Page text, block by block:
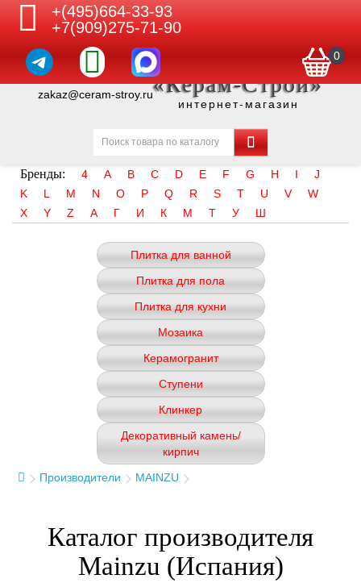
+(495)664-33-93
+7(909)275-71-90
0
zakaz@ceram-stroy.ru«Керам-Строй»
интернет-магазин
Бренды: 4 A B C D E F G H I
J
K
L M N O P Q R S T U V
W
X
Y Z А Г И К М Т У Ш
Плитка для ванной
Плитка для пола
Плитка для кухни
Мозаика
Керамогранит
Ступени
Клинкер
Декоративный камень/
кирпич
Производители
MAINZU
Каталог производителя
Mainzu (Испания)